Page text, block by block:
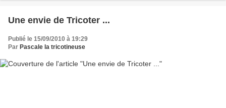
Une envie de Tricoter ...
Publié le 15/09/2010 à 19:29
Par Pascale la tricotineuse